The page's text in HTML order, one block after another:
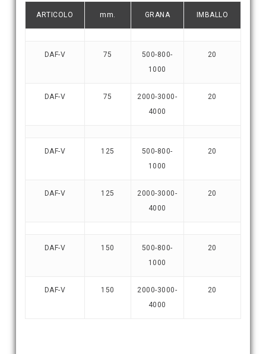
ARTICOLO mm. GRANA IMBALLO
DAF-V 75
500-800-
1000
20
DAF-V 75
2000-3000-
4000
20
DAF-V 125
500-800-
1000
20
DAF-V 125
2000-3000-
4000
20
DAF-V 150
500-800-
1000
20
DAF-V 150
2000-3000-
4000
20